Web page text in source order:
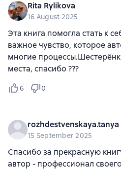
Rita Rylikova
16 August 2025
Эта книга помогла стать к
важное чувство, которое
многие
места, спасибо ???
6 0
rozhdestvenskaya.tanya
15 September 2025
Спасибо за прекрасную
автор - профессионал